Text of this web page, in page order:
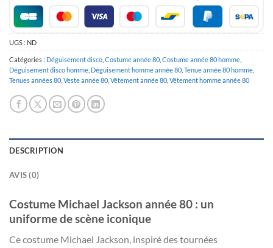
UGS : ND
Catégories : Déguisement disco Costume année 80 Costume année 80 homme
Déguisement disco homme Déguisement homme année 80 Tenue année 80 homme
Tenues années 80 Veste année 80 Vêtement année 80 Vêtement homme année 80
DESCRIPTION
AVIS (0)
Costume Michael Jackson année 80 : un
uniforme de scène iconique
Ce costume Michael Jackson, inspiré des tournées